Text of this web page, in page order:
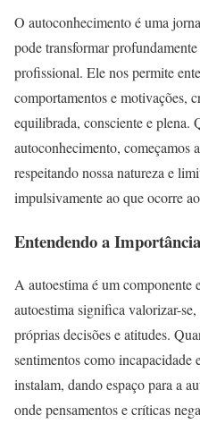
O autoconhecimento é uma
pode transformar
profissional. Ele nos permite
comportamentos e motivações,
equilibrada, consciente e plena.
autoconhecimento, começamos
respeitando nossa natureza e
impulsivamente ao que ocorre
Entendendo a
A autoestima é um componente
autoestima significa valorizar-
próprias decisões e atitudes.
sentimentos como incapacidade
instalam, dando espaço para a
onde pensamentos e críticas